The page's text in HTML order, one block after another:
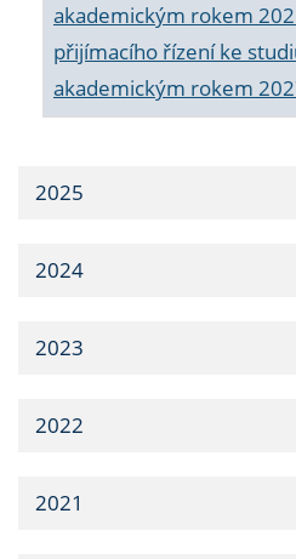
akademickým rokem
přijímacího řízení ke
akademickým rokem
2025
2024
2023
2022
2021